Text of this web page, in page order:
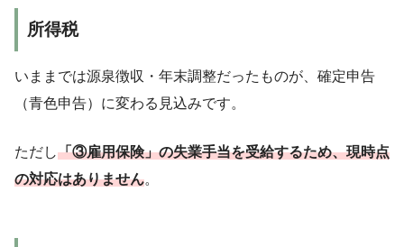
所得税
いままでは源泉徴収・年末調整だったものが、確定申告
（青色申告）に変わる見込みです。
ただし「③雇用保険」の失業手当を受給するため、現時点
の対応はありません。